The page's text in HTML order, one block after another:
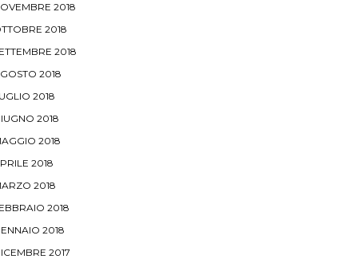
2018
2018
2018
2018
2018
2018
2018
2018
2018
2018
2018
2017